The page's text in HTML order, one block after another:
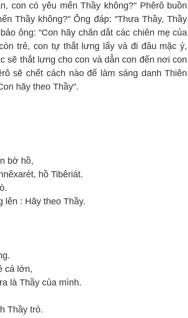
con có yêu mến Thầy không?" Phêrô buồn
Thầy không?" Ông đáp: "Thưa Thầy, Thầy
ông: "Con hãy chăn dắt các chiên mẹ của
trẻ, con tự thắt lưng lấy và đi đâu mặc ý,
sẽ thắt lưng cho con và dẫn con đến nơi con
sẽ chết cách nào để làm sáng danh Thiên
hãy theo Thầy".
bờ hồ,
hồ Tibêriát.
lên : Hãy theo Thầy.
cá lớn,
là Thầy của mình.
Thầy trò.